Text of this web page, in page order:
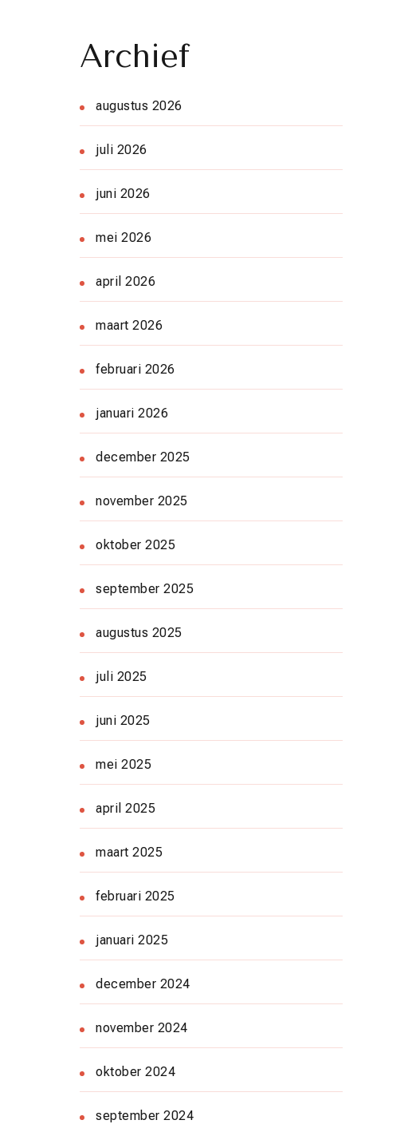
Archief
augustus 2026
juli 2026
juni 2026
mei 2026
april 2026
maart 2026
februari 2026
januari 2026
december 2025
november 2025
oktober 2025
september 2025
augustus 2025
juli 2025
juni 2025
mei 2025
april 2025
maart 2025
februari 2025
januari 2025
december 2024
november 2024
oktober 2024
september 2024